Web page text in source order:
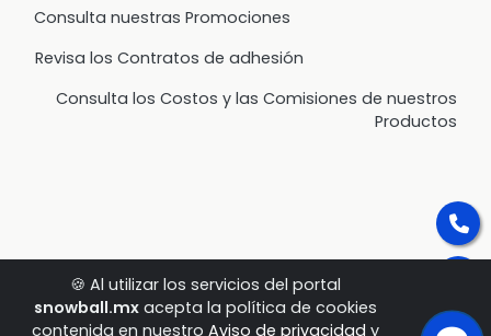
🍪 Al utilizar los servicios del portal
snowball.mx acepta la política de cookies
contenida en nuestroAviso de privacidad y
Consulta nuestras Promociones
Revisa los Contratos de adhesión
Consulta los Costos y las Comisiones de nuestros
Productos